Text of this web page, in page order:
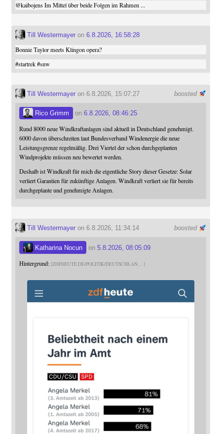
@kaibojensIm Mittel über beide Folgen im Rahmen ...
Till Westermayeron 6.8.2026, 16:58:28
Bonnie Taylor meets Klingon opera?
#startrek #snw
boosted
Till Westermayeron 6.8.2026, 15:07:27
Rico Grimm on 6.8.2026, 08:46:25
Rund 8000 neue Windkraftanlagen sind aktuell in Deutschland genehmigt.
6000 davon überschreiten laut Bundesverband Windenergie die neue
Leistungsgrenze regelmäßig. Drei Viertel der schon durchgeplanten
Windprojekte müssen neu bewertet werden.
Deshalb ist Windkraft für mich die eigentliche Story dieser Gesetze: Solar
verliert Garantien für zukünftige Anlagen. Windkraft verliert sie für bereits
durchgeplante und genehmigte Anlagen.
boosted
Till Westermayeron 6.8.2026, 11:34:14
Katharina Nocun on 5.8.2026, 08:05:09
Hintergrund: ZDFHEUTE.DE/POLITIK/DEUTSCHLAN